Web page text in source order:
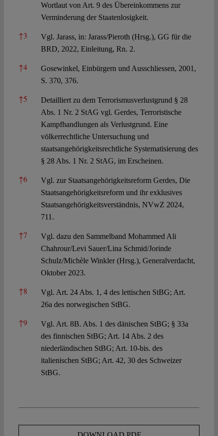
Wortlaut von Art. 9 des Übereinkommens zur
Verminderung der Staatenlosigkeit.
↑3
Vgl. Jarass, in: Jarass/Pieroth (Hrsg.), GG für die
BRD, 2022, Einleitung, Rn. 2.
↑4
Gosewinkel, Einbürgern und Ausschliessen, 2001,
S. 370, 376.
↑5
Detailliert zu dem Terrorismusverlustgrund § 28
Abs. 1 Nr. 2 StAG vgl. Gerdes, Terroristische
Kampfhandlungen als Verlustgrund. Eine
völkerrechtliche Untersuchung und
staatsangehörigkeitsrechtliche Systematisierung des
§ 28 Abs. 1 Nr. 2 StAG, im Erscheinen.
↑6
Vgl. zur Staatsangehörigkeitsreform Gerdes, Die
Staatsangehörigkeitsreform und ihr exklusives
Staatsangehörigkeitsverständnis, NVwZ 2024,
711.
↑7
Vgl. dazu den Sammelband Mohammed Ali
Chahrour/Levi Sauer/Lina Schmid/Jorinde
Schulz/Michèle Winkler (Hrsg.), Generalverdacht,
Oktober 2023.
↑8
Vgl. Art. 24 Abs. 1, 4 des lettischen StBG; Art.
26a des norwegischen StBG.
↑9
Vgl. Art. 8B. Abs. 1 des dänischen StBG; § 33a
des finnischen StBG; Art. 14 Abs. 2 des
niederländischen StBG; Art. 10-bis. des
italienischen StBG; Art. 42, 30 des Schweizer
StBG.